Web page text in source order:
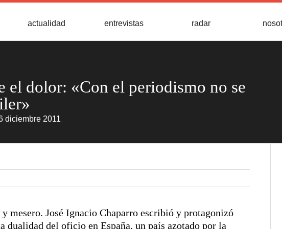
actualidad entrevistas radar
el dolor: «Con el periodismo no se
diciembre 2011
mesero. José Ignacio Chaparro escribió y protagonizó
dualidad del oficio en España, un país azotado por la